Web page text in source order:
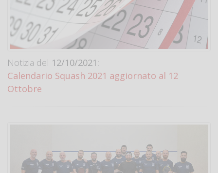
Notizia del 12/10/2021:
Calendario Squash 2021 aggiornato al 12
Ottobre